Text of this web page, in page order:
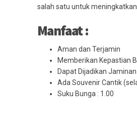
salah satu untuk
Manfaat :
Aman dan Terjamin
Memberikan Kepastian
Dapat Dijadikan Jaminan
Ada Souvenir Cantik
Suku Bunga : 1.00